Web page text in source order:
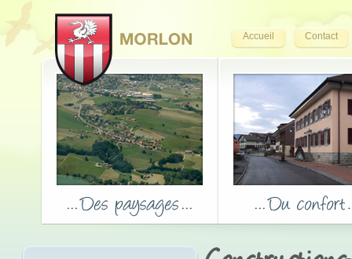
Accueil Contact